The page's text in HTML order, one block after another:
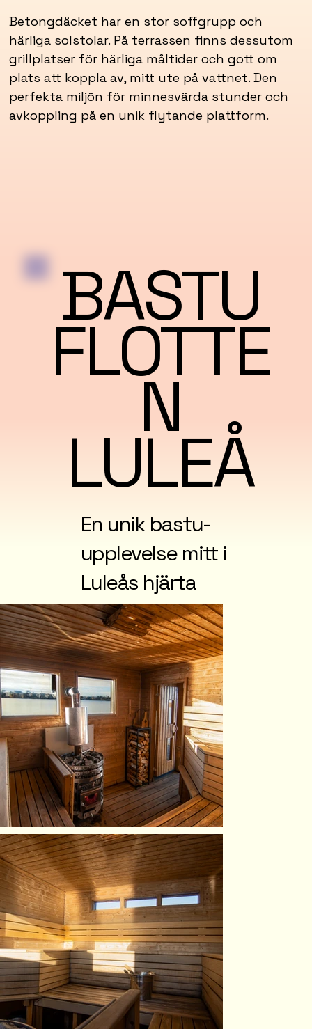
Betongdäcket har en stor soffgrupp och
härliga solstolar. På terrassen finns dessutom
grillplatser för härliga måltider och gott om
plats att koppla av, mitt ute på vattnet. Den
perfekta miljön för minnesvärda stunder och
avkoppling på en unik flytande plattform.
BASTU
FLOTTE
N
LULEÅ
En unik bastu-
upplevelse mitt i
Luleås hjärta